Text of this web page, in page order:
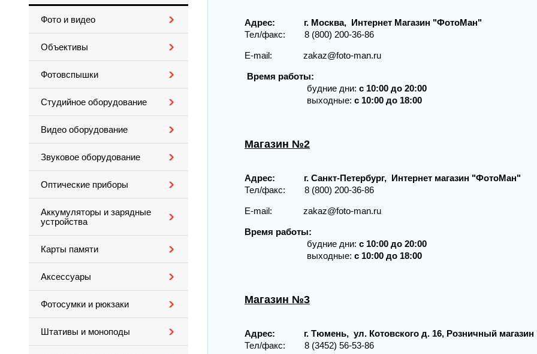
Фото и видео
Объективы
Фотовспышки
Студийное оборудование
Видео оборудование
Звуковое оборудование
Оптические приборы
Аккумуляторы и зарядные
устройства
Карты памяти
Аксессуары
Фотосумки и рюкзаки
Штативы и моноподы
Адрес:
г. Москва, Интернет Магазин "ФотоМан"
Тел/факс: 8
E-mail: zakaz@foto-man.ru
Время работы:
будние дни: с 10:00 до 20:00
выходные: с 10:00 до 18:00
Магазин №2
Адрес:
г. Санкт-Петербург, Интернет магазин "ФотоМан"
Тел/факс: 8
E-mail: zakaz@foto-man.ru
Время работы:
будние дни: с 10:00 до 20:00
выходные: с 10:00 до 18:00
Магазин №3
Адрес:
г. Тюмень, ул. Котовского д. 16, Розничный
Тел/факс: 8